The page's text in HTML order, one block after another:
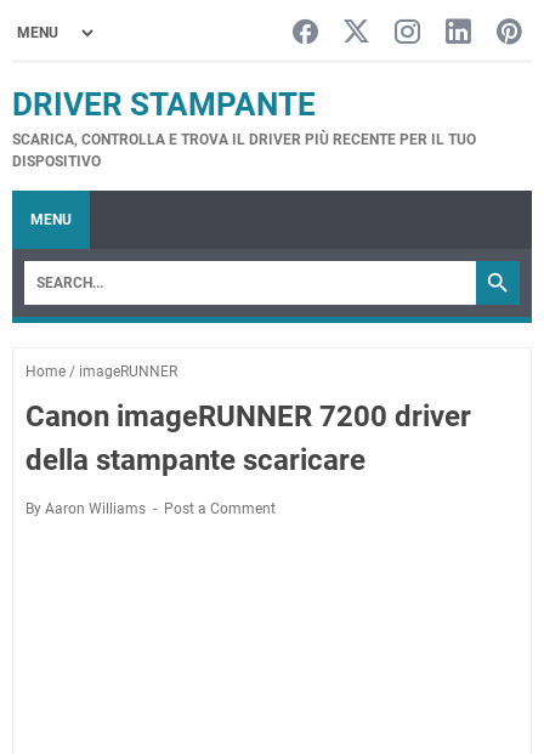
DRIVER STAMPANTE
SCARICA, CONTROLLA E TROVA IL DRIVER PIÙ RECENTE PER IL TUO
DISPOSITIVO
MENU
Home / imageRUNNER
Canon imageRUNNER 7200 driver
della stampante scaricare
By Aaron Williams Post a Comment